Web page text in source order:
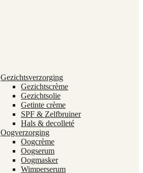
Gezichtsverzorging
Gezichtscrème
Gezichtsolie
Getinte crème
SPF & Zelfbruiner
Hals & decolleté
Oogverzorging
Oogcrème
Oogserum
Oogmasker
Wimperserum